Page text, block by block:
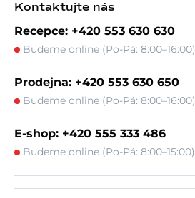
Kontaktujte nás
Recepce: +420 553 630 630
Budeme online (Po-Pá: 8:00–16:00)
Prodejna: +420 553 630 650
Budeme online (Po-Pá: 8:00–16:00)
E-shop: +420 555 333 486
Budeme online (Po-Pá: 8:00–15:00)